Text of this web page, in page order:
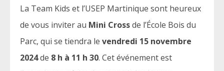
La Team Kids et l’USEP Martinique sont heureux
de vous inviter au Mini Crossde l’École Bois du
Parc, qui se tiendra le vendredi 15 novembre
2024de 8 h à 11 h 30. Cet événement est